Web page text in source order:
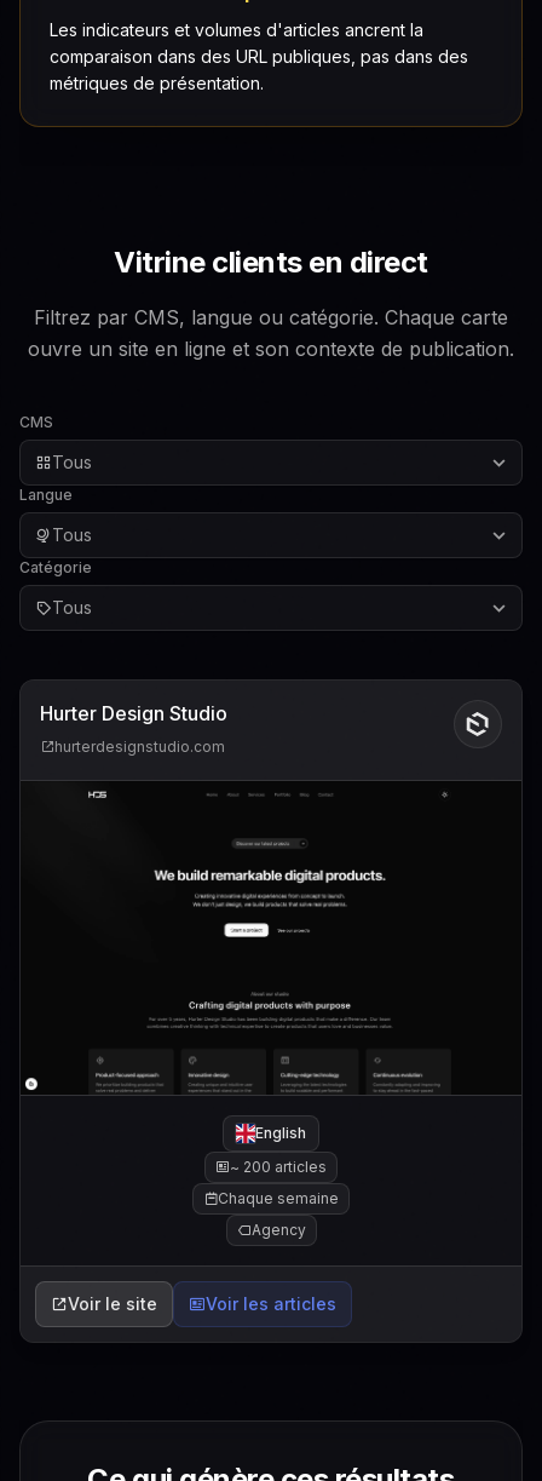
Les indicateurs et volumes d'articles ancrent la
comparaison dans des URL publiques, pas dans des
métriques de présentation.
Vitrine clients en direct
Filtrez par CMS, langue ou catégorie. Chaque carte
ouvre un site en ligne et son contexte de publication.
CMS
Tous
Langue
Tous
Catégorie
Tous
Hurter Design Studio
hurterdesignstudio.com
English
~ 200 articles
Chaque semaine
Agency
Voir le site Voir les articles